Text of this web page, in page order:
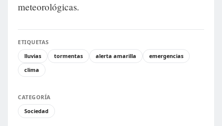
meteorológicas.
ETIQUETAS
lluvias
tormentas alerta amarilla
emergencias
clima
CATEGORÍA
Sociedad